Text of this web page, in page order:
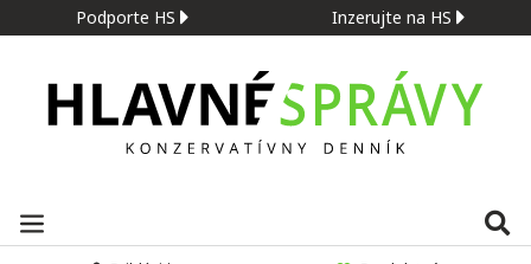
Podporte HS Inzerujte na HS